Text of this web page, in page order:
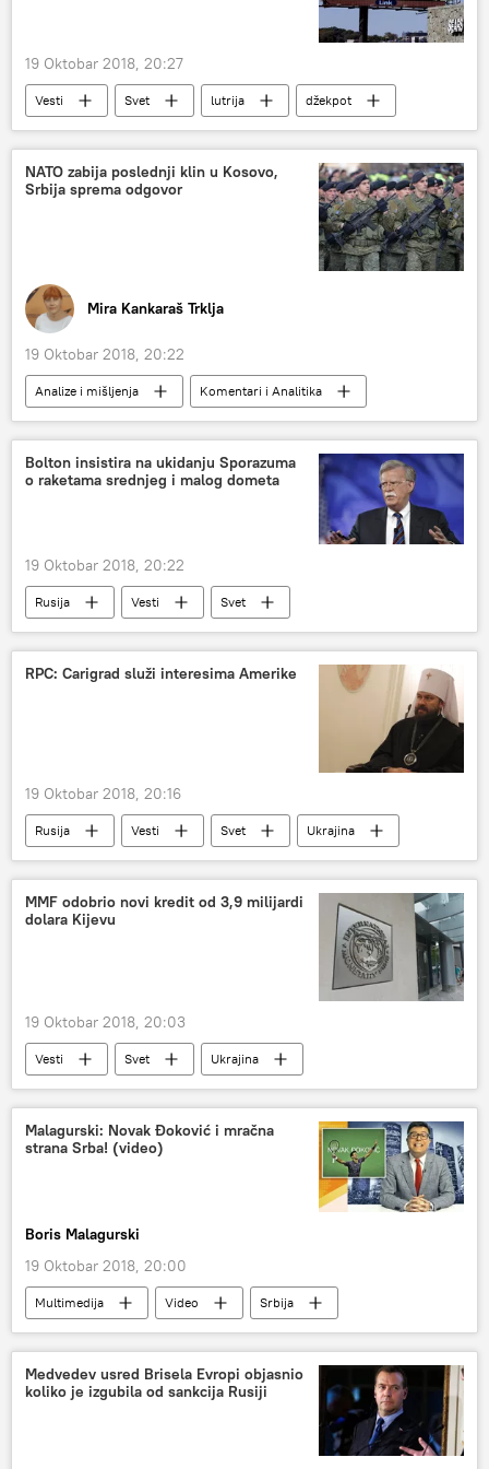
19 Oktobar 2018, 20:27
Vesti Svet lutrija džekpot
NATO zabija poslednji klin u Kosovo,
Srbija sprema odgovor
Mira Kankaraš Trklja
19 Oktobar 2018, 20:22
Analize i mišljenja
Komentari i Analitika
Srbija
Ramuš Haradinaj
Hajnc Kristijan Štrahe
Metju Palmer
Mitar Kovač
zakon
parlament
Vojska Kosova
Bolton insistira na ukidanju Sporazuma
o raketama srednjeg i malog dometa
19 Oktobar 2018, 20:22
Rusija Vesti
Svet
Majkl Bolton
Gardijan
rakete srednjeg i malog dometa
RPC: Carigrad služi interesima Amerike
19 Oktobar 2018, 20:16
Rusija Vesti Svet
Ukrajina
vaseljenski patrijarh Vartolomej
Mitropolit volokolamski Ilarion
Ruska pravoslavna crkva
pravoslavlje
MMF odobrio novi kredit od 3,9 milijardi
dolara Kijevu
19 Oktobar 2018, 20:03
Vesti Svet
Ukrajina
Vladimir Grojsman
MMF
Međunarodni monetarni fond
Gas
poskupljenje
Malagurski: Novak Đoković i mračna
strana Srba! (video)
Boris Malagurski
19 Oktobar 2018, 20:00
Multimedija Video
Srbija
Novak Đoković
Boris Malagurski
Društvo
Medvedev usred Brisela Evropi objasnio
koliko je izgubila od sankcija Rusiji